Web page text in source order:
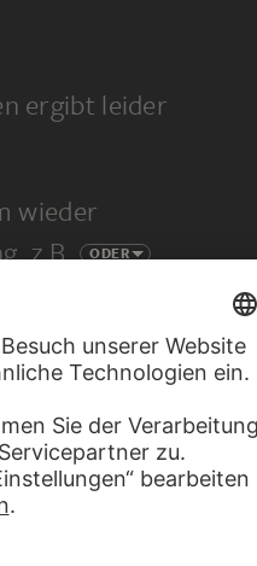
ergibt leider
wieder
z.B. ODER